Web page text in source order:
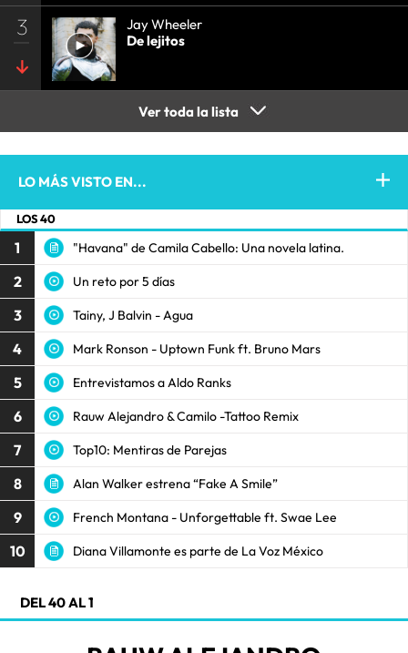
3
Jay Wheeler
De lejitos
Ver toda la lista
LO MÁS VISTO EN...
LOS 40
1 "Havana" de Camila Cabello: Una novela latina.
2 Un reto por 5 días
3 Tainy, J Balvin - Agua
4 Mark Ronson - Uptown Funk ft. Bruno Mars
5 Entrevistamos a Aldo Ranks
6 Rauw Alejandro & Camilo -Tattoo Remix
7 Top10: Mentiras de Parejas
8 Alan Walker estrena “Fake A Smile”
9 French Montana - Unforgettable ft. Swae Lee
10 Diana Villamonte es parte de La Voz México
DEL 40 AL 1